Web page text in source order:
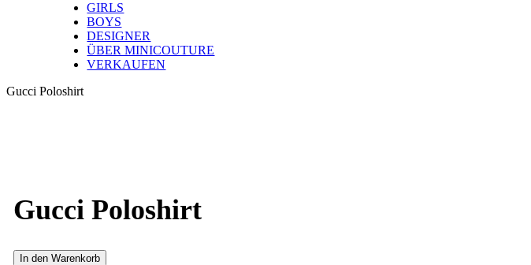
GIRLS
BOYS
DESIGNER
ÜBER MINICOUTURE
VERKAUFEN
Gucci Poloshirt
Gucci Poloshirt
In den Warenkorb